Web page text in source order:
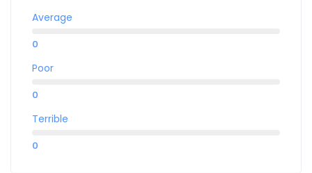
Average
0
Poor
0
Terrible
0